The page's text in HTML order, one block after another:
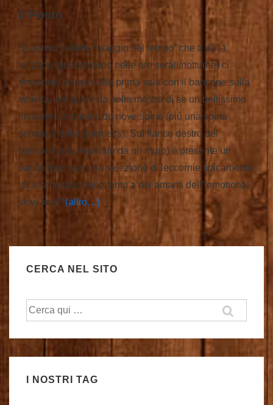
Il Posto
Superato l’effetto “viaggio nel tempo” che ti dà la
location (quantomeno nelle ore serali/notturne) ci
ritroviamo davanti alla prima sala con il bancone sulla
sinistra, nel quale da bella mostra di se un bellissimo
impianto composto da nove spine (più una spina
separata della guinness). Sul fianco destro del
bancone (ma separato da un muro) è presente un
banco frigo con una selezione di leccornie tipicamente
locali che piacciono tanto a noi amanti dell'”emotional
slow food” (altro…)
CERCA NEL SITO
Cerca:
I NOSTRI TAG